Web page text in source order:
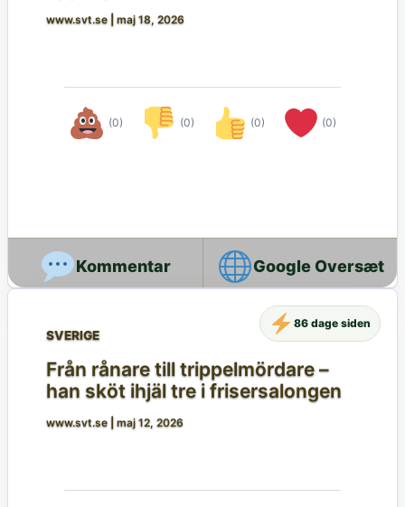
www.svt.se maj 18, 2026
(0) (0) (0) (0)
Google Oversæt
SVERIGE
Från rånare till trippelmördare –
han sköt ihjäl tre i frisersalongen
www.svt.se maj 12, 2026
86 dage siden